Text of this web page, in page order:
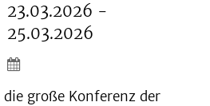
23.03.2026 -
25.03.2026
große Konferenz der